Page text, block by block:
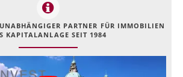
PARTNER FÜR IMMOBILIEN
KAPITALANLAGE SEIT 1984